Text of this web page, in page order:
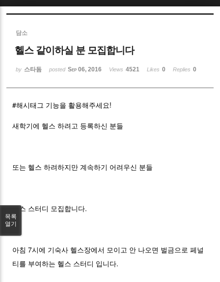
담소
헬스 같이하실 분 모집합니다
by 스타돔 posted Sep 06, 2016 Views 4521 Likes 0 Replies 0
#해시태그 기능을 활용해주세요!
새학기에 헬스 하려고 등록하신 분들
또는 헬스 하려하지만 계속하기 어려우신 분들
헬스 스터디 모집합니다.
아침 7시에 기숙사 헬스장에서 모이고 안 나오면 벌금으로 페널
티를 부여하는 헬스 스터디 입니다.
목록
열기
Sketchbook5, 스케치북5
Sketchbook5, 스케치북5